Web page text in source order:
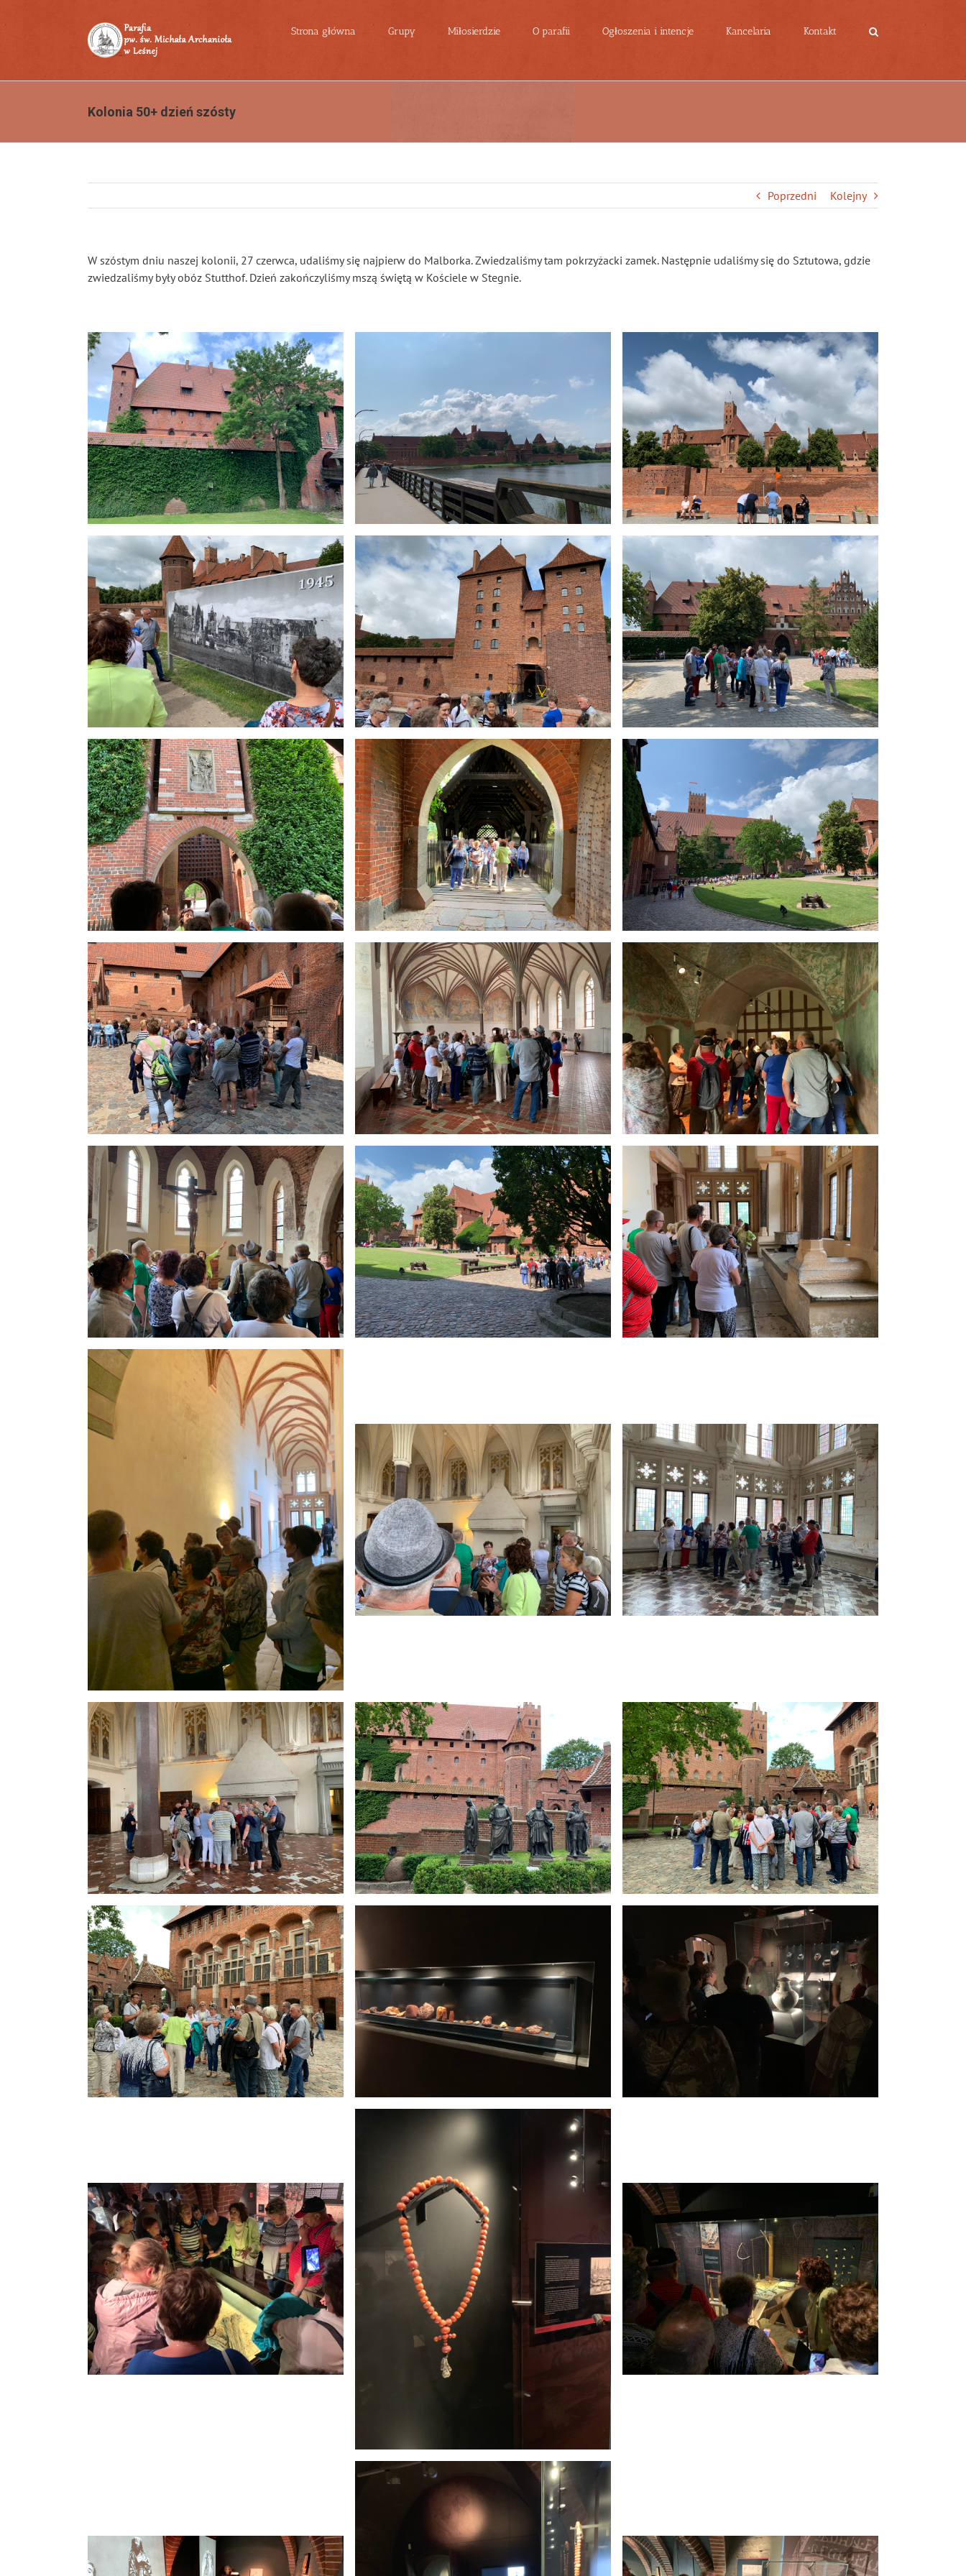
Strona główna Grupy Miłosierdzie O parafii Ogłoszenia i intencje Kancelaria Kontakt
Kolonia 50+ dzień szósty
Poprzedni Kolejny
W szóstym dniu naszej kolonii, 27 czerwca, udaliśmy się najpierw do Malborka. Zwiedzaliśmy tam pokrzyżacki zamek. Następnie udaliśmy się do Sztutowa, gdzie
zwiedzaliśmy były obóz Stutthof. Dzień zakończyliśmy mszą świętą w Kościele w Stegnie.